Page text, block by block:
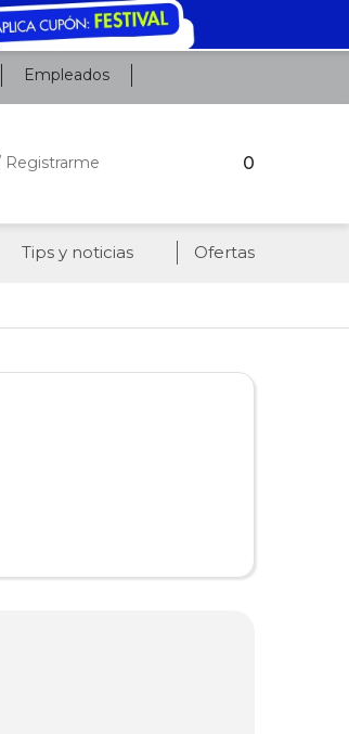
Empleados
Registrarme 0
Tips y noticias Ofertas